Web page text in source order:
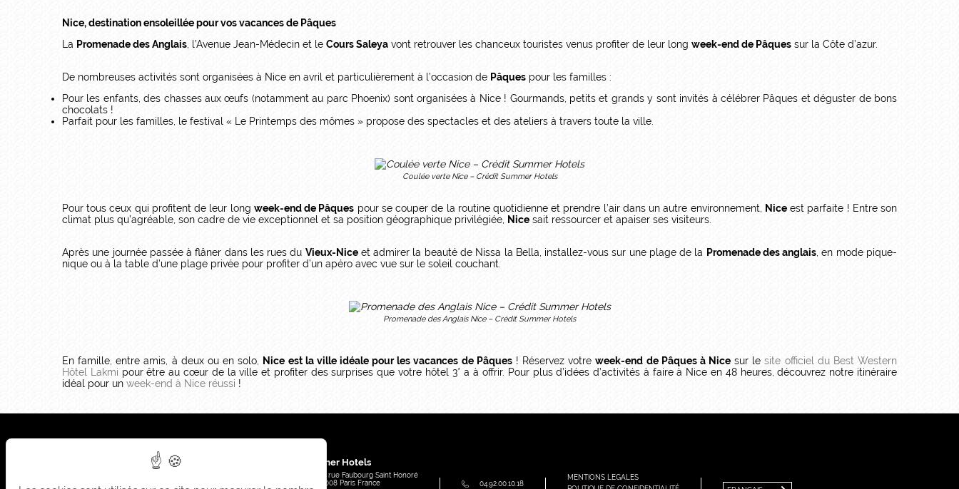
Nice, destination ensoleillée pour vos vacances de Pâques
La Promenade des Anglais , l’Avenue Jean-Médecin et le Cours Saleya vont retrouver les chanceux touristes venus profiter de leur long week-end de Pâques sur la Côte d’azur.
De nombreuses activités sont organisées à Nice en avril et particulièrement à l’occasion de Pâques pour les familles :
Pour les enfants, des chasses aux œufs (notamment au parc Phoenix) sont organisées à Nice ! Gourmands, petits et grands y sont invités à célébrer Pâques et déguster de bons
chocolats !
Parfait pour les familles, le festival « Le Printemps des mômes » propose des spectacles et des ateliers à travers toute la ville.
Coulée verte Nice – Crédit Summer Hotels
Pour tous ceux qui profitent de leur long week-end de Pâques pour se couper de la routine quotidienne et prendre l’air dans un autre environnement, Niceest parfaite ! Entre son
climat plus qu’agréable, son cadre de vie exceptionnel et sa position géographique privilégiée, Nice sait ressourcer et apaiser ses visiteurs.
Après une journée passée à flâner dans les rues du Vieux-Niceet admirer la beauté de Nissa la Bella, installez-vous sur une plage de la Promenade des anglais , en mode pique-
nique ou à la table d’une plage privée pour profiter d’un apéro avec vue sur le soleil couchant.
Promenade des Anglais Nice – Crédit Summer Hotels
En famille, entre amis, à deux ou en solo, Nice est la ville idéale pour les vacances de Pâques! Réservez votreweek-end de Pâques à Nicesur lesite officiel du Best Western
Hôtel Lakmi pour être au cœur de la ville et profiter des surprises que votre hôtel 3* a à offrir. Pour plus d’idées d’activités à faire à Nice en 48 heures, découvrez notre itinéraire
idéal pour un week-end à Nice réussi !
Summer Hotels
91, rue Faubourg Saint Honoré
75008 Paris France 04.92.00.10.18
MENTIONS LEGALES